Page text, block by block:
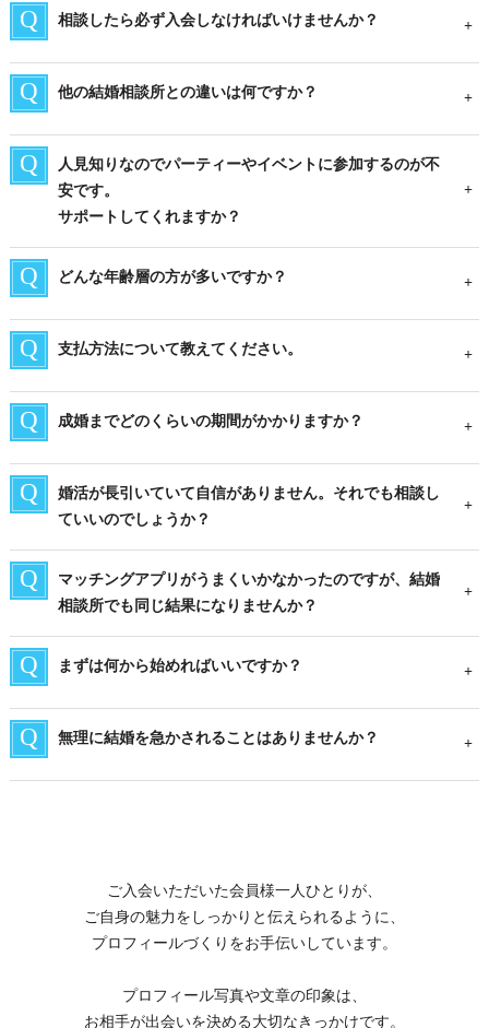
相談したら必ず入会しなければいけませんか？
他の結婚相談所との違いは何ですか？
人見知りなのでパーティーやイベントに参加するのが不
安です。
サポートしてくれますか？
どんな年齢層の方が多いですか？
支払方法について教えてください。
成婚までどのくらいの期間がかかりますか？
婚活が長引いていて自信がありません。それでも相談し
ていいのでしょうか？
マッチングアプリがうまくいかなかったのですが、結婚
相談所でも同じ結果になりませんか？
まずは何から始めればいいですか？
無理に結婚を急かされることはありませんか？
ご入会いただいた会員様一人ひとりが、
ご自身の魅力をしっかりと伝えられるように、
プロフィールづくりをお手伝いしています。
プロフィール写真や文章の印象は、
お相手が出会いを決める大切なきっかけです。